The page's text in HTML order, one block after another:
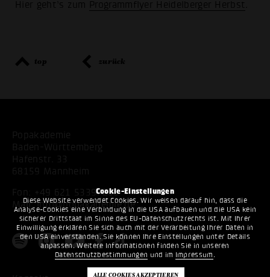
Cookie-Einstellungen
Diese Website verwendet Cookies. Wir weisen darauf hin, dass die
Analyse-Cookies eine Verbindung in die USA aufbauen und die USA kein
sicherer Drittstaat im Sinne des EU-Datenschutzrechts ist. Mit Ihrer
Einwilligung erklären Sie sich auch mit der Verarbeitung Ihrer Daten in
den USA einverstanden. Sie können Ihre Einstellungen unter Details
anpassen. Weitere Informationen finden Sie in unseren
Datenschutzbestimmungen und im Impressum .
Hier geht’s zum Programmflyer Heidelberger Herbst
top zurück
Popakademie
Baden-Württemberg
Hafenstr. 33
68159 Mannheim
Fon:
+49 621 53397200
Mail:info@popakademie.de